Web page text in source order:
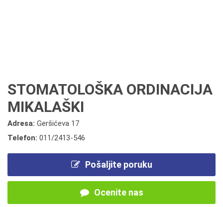
STOMATOLOŠKA ORDINACIJA
MIKALAŠKI
Adresa: Geršićeva 17
Telefon: 011/2413-546
Pošaljite poruku
Ocenite nas